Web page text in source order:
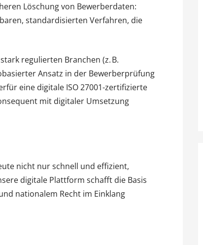
Löschung von Bewerberdaten:
standardisierten Verfahren, die
regulierten Branchen (z. B.
Ansatz in der Bewerberprüfung
eine digitale ISO 27001-zertifizierte
mit digitaler Umsetzung
nicht nur schnell und effizient,
digitale Plattform schafft die Basis
nationalem Recht im Einklang